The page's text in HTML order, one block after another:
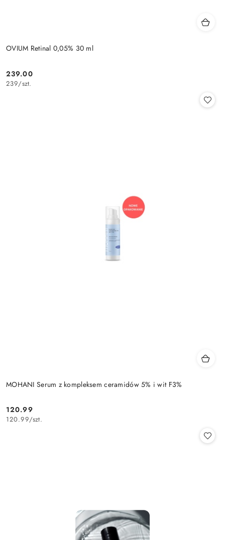
OVIUM Retinal 0,05% 30 ml
Cena:
239.00
239/szt.
MOHANI Serum z kompleksem ceramidów 5% i wit F3%
Cena:
120.99
120.99/szt.